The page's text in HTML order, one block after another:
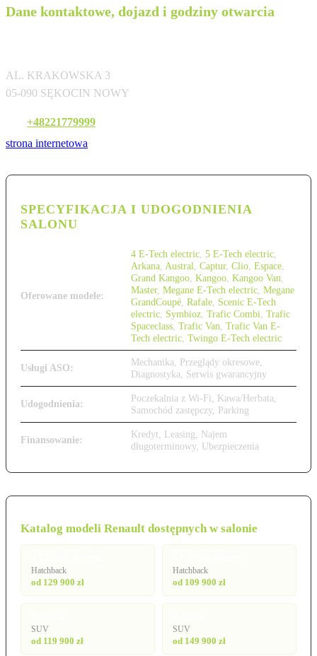
Dane kontaktowe, dojazd i godziny otwarcia
AL. KRAKOWSKA 3
05-090 SĘKOCIN NOWY
+48221779999
strona internetowa
SPECYFIKACJA I UDOGODNIENIA
SALONU
Oferowane modele:
4 E-Tech electric 5 E-Tech electric
Arkana Austral Captur, Clio Espace
Grand Kangoo Kangoo Kangoo Van
Master, Megane E-Tech electric Megane
GrandCoupé Rafale Scenic E-Tech
electric Symbioz Trafic Combi Trafic
Spaceclass Trafic Van Trafic Van E-
Tech electric Twingo E-Tech electric
Usługi ASO:
Mechanika, Przeglądy okresowe,
Diagnostyka, Serwis gwarancyjny
Udogodnienia:
Poczekalnia z Wi-Fi, Kawa/Herbata,
Samochód zastępczy, Parking
Finansowanie:
Kredyt, Leasing, Najem
długoterminowy, Ubezpieczenia
Katalog modeli Renault dostępnych w salonie
Hatchback
od 129 900 zł
Hatchback
od 109 900 zł
SUV
od 119 900 zł
SUV
od 149 900 zł